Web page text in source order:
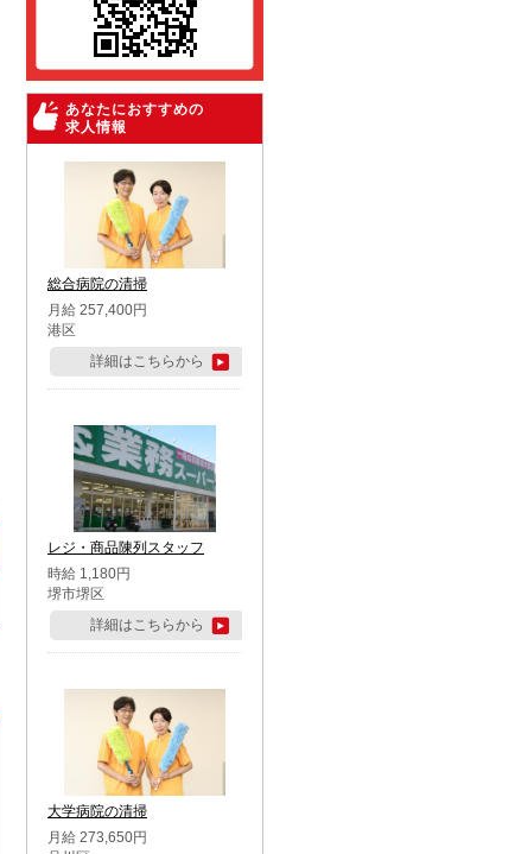
あなたにおすすめの
求人情報
総合病院の清掃
月給 257,400円
港区
詳細はこちらから
レジ・商品陳列スタッフ
時給 1,180円
堺市堺区
詳細はこちらから
大学病院の清掃
月給 273,650円